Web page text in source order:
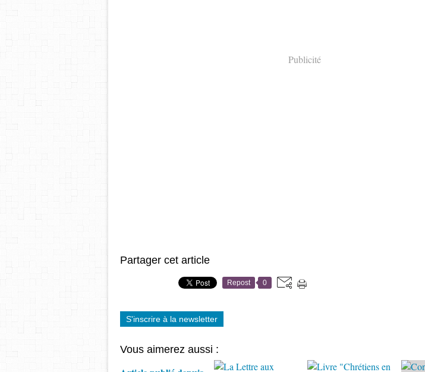
Publicité
Partager cet article
Repost 0
S'inscrire à la newsletter
Vous aimerez aussi :